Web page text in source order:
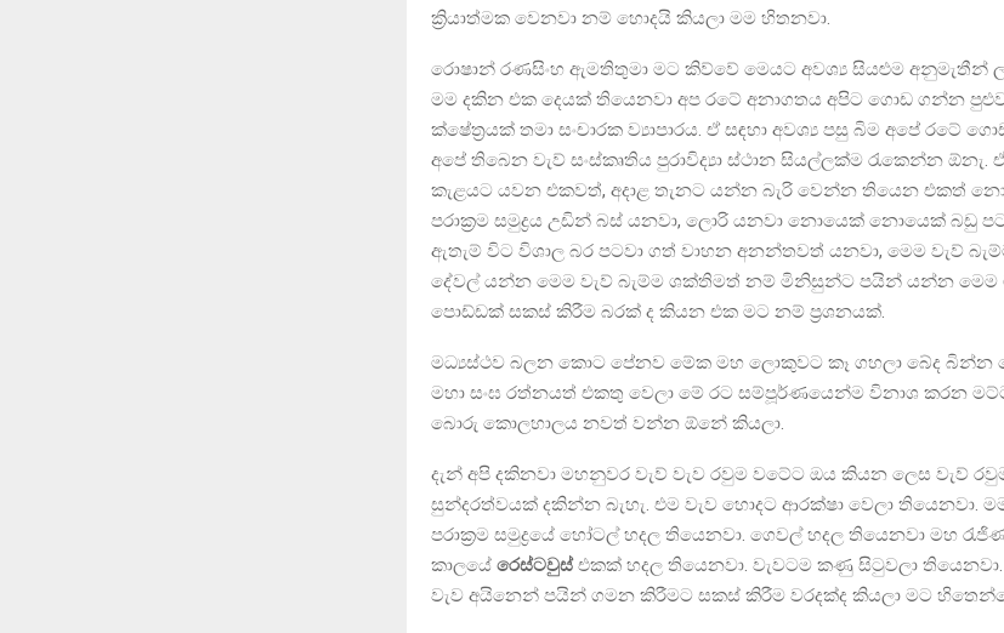
ක්‍රියාත්මක වෙනවා නම් හොදයි කියලා මම හිතනවා.
රොෂාන් රණසිංහ ඇමතිතුමා මට කිව්වේ මෙයට අවශ්‍ය සියළුම අනුමැතීන්
මම දකින එක දෙයක් තියෙනවා අප රටේ අනාගතය අපිට ගොඩ ගන්න
ක්ෂේත්‍රයක් තමා සංචාරක ව්‍යාපාරය. ඒ සඳහා අවශ්‍ය පසු බිම අපේ රටේ
අපේ තිබෙන වැව් සංස්කෘතිය පුරාවිද්‍යා ස්ථාන සියල්ලක්ම රැකෙන්න ඕනැ.
කැළයට යවන එකවත්, අදාළ තැනට යන්න බැරි වෙන්න තියෙන එකත්
පරාක්‍රම සමුද්‍රය උඩින් බස් යනවා, ලොරි යනවා නොයෙක් නොයෙක් බඩු
ඇතැම් විට විශාල බර පටවා ගත් වාහන අනන්තවත් යනවා, මෙම වැව්
දේවල් යන්න මෙම වැව් බැම්ම ශක්තිමත් නම් මිනිසුන්ට පයින් යන්න මෙම
පොඩ්ඩක් සකස් කිරීම බරක් ද කියන එක මට නම් ප්‍රශනයක්.
මධ්‍යස්ථව බලන කොට පේනව මේක මහ ලොකුවට කෑ ගහලා බේද බින්න
මහා සංඝ රත්නයත් එකතු වෙලා මේ රට සම්පූර්ණයෙන්ම විනාශ කරන
බොරු කොලහාලය නවත් වන්න ඕනේ කියලා.
දැන් අපි දකිනවා මහනුවර වැව් වැව රවුම වටේට ඔය කියන ලෙස වැව්
සුන්දරත්වයක් දකින්න බැහැ. එම වැව හොදට ආරක්ෂා වෙලා තියෙනවා.
පරාක්‍රම සමුද්‍රයේ හෝටල් හදල තියෙනවා. ගෙවල් හදල තියෙනවා මහ
කාලයේ රෙස්ටවුස්එකක් හදල තියෙනවා. වැවටම කණු සිටුවලා
වැව අයිනෙන් පයින් ගමන කිරීමට සකස් කිරීම වරදක්ද කියලා මට